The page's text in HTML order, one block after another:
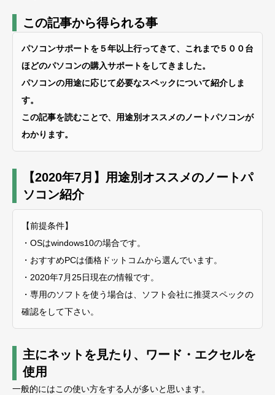
この記事から得られる事
パソコンサポートを５年以上行ってきて、これまで５００台
ほどのパソコンの購入サポートをしてきました。
パソコンの用途に応じて必要なスペックについて紹介しま
す。
この記事を読むことで、用途別オススメのノートパソコンが
わかります。
【2020年7月】用途別オススメのノートパ
ソコン紹介
【前提条件】
・OSはwindows10の場合です。
・おすすめPCは価格ドットコムから選んでいます。
・2020年7月25日現在の情報です。
・専用のソフトを使う場合は、ソフト会社に推奨スペックの
確認をして下さい。
主にネットを見たり、ワード・エクセルを
使用
一般的にはこの使い方をする人が多いと思います。